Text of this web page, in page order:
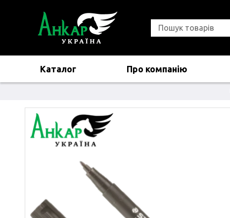
Каталог Про компанію